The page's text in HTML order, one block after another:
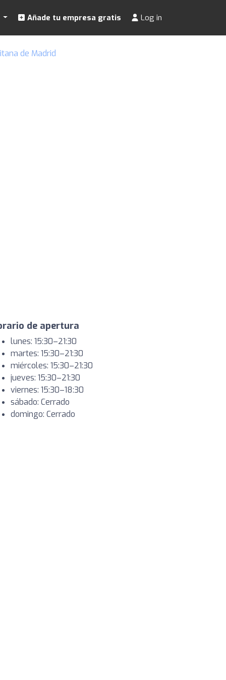
Añade tu empresa gratis Log in
de Madrid
de apertura
lunes: 15:30–21:30
martes: 15:30–21:30
miércoles: 15:30–21:30
jueves: 15:30–21:30
viernes: 15:30–18:30
sábado: Cerrado
domingo: Cerrado